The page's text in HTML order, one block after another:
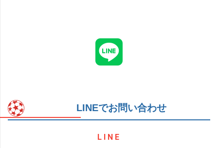
LINEでお問い合わせ
LINE